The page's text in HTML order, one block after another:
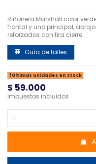
Riñonera Marshall color
frontal y uno principal,
reforzados con tira cierre.
Guía de talles
Últimas unidades en stock
$ 59.000
Impuestos incluidos